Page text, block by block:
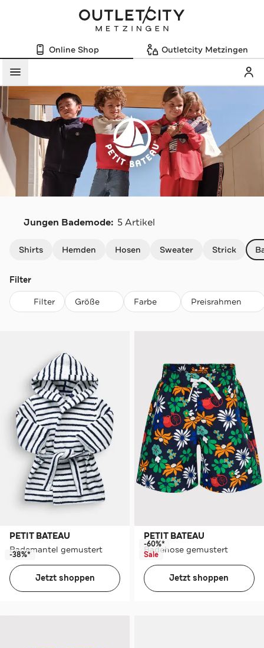
Online Shop Outletcity Metzingen
Menü
Jungen Bademode: 5 Artikel
Shirts Hemden Hosen Sweater Strick
Filter
Filter Größe Farbe Preisrahmen
PETIT BATEAU
Bademantel gemustert
-38%*
Jetzt shoppen
PETIT BATEAU
Badehose gemustert
-60%*
Sale
Jetzt shoppen